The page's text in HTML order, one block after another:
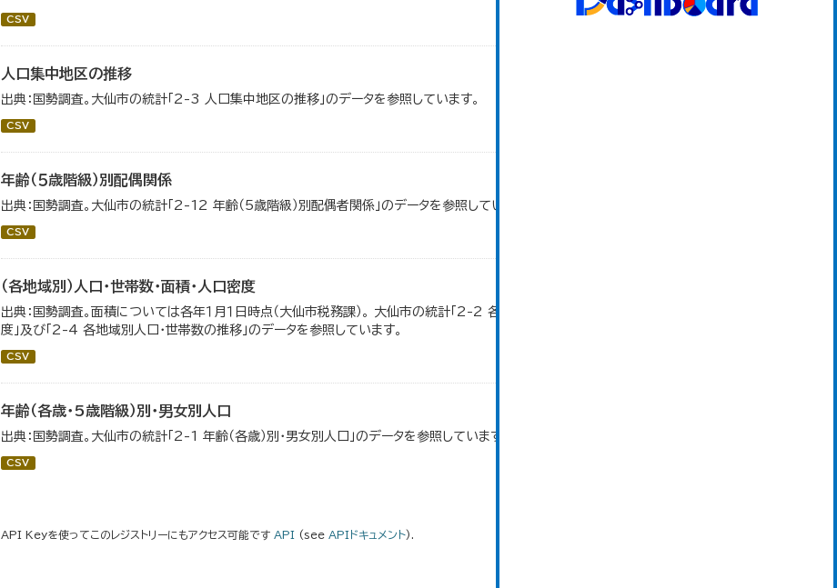
CSV
人口集中地区の推移
出典：国勢調査。大仙市の統計「2-3 人口集中地区の推移」のデータを参照しています。
CSV
年齢（５歳階級）別配偶関係
出典：国勢調査。大仙市の統計「2-12 年齢（5歳階級）別配偶者関係」のデータを参照しています。
CSV
（各地域別）人口・世帯数・面積・人口密度
出典：国勢調査。面積については各年１月１日時点（大仙市税務課）。 大仙市の統計「2-2 各地域別人口・人口増減・面積・人口密
度」及び「2-4 各地域別人口・世帯数の推移」のデータを参照しています。
CSV
年齢（各歳・5歳階級）別・男女別人口
出典：国勢調査。大仙市の統計「2-1 年齢（各歳）別・男女別人口」のデータを参照しています。
CSV
API Keyを使ってこのレジストリーにもアクセス可能です API (see APIドキュメント).